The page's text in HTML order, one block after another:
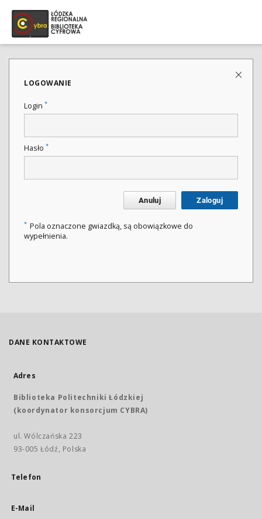
LOGOWANIE
Login *
Hasło *
Anuluj Zaloguj
* Pola oznaczone gwiazdką, są obowiązkowe do
wypełnienia.
DANE KONTAKTOWE
Adres
Biblioteka Politechniki Łódzkiej
(koordynator konsorcjum CYBRA)
ul. Wólczańska 223
93-005 Łódź, Polska
Telefon
E-Mail